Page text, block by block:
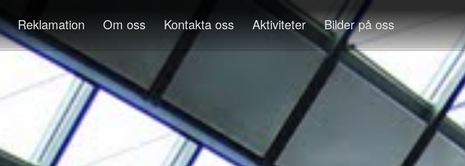
Reklamation Om oss Kontakta oss Aktiviteter Bilder på oss